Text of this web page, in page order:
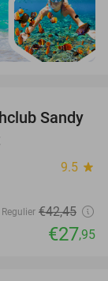
34%
Sandy
9.5 star
Regulier €42,45
€27,95